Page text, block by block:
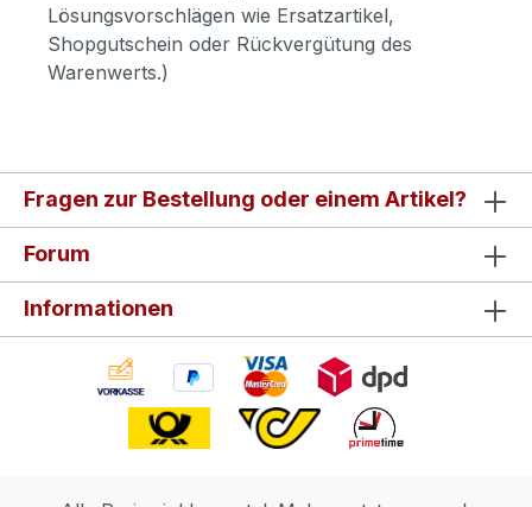
Lösungsvorschlägen wie Ersatzartikel,
Shopgutschein oder Rückvergütung des
Warenwerts.)
Fragen zur Bestellung oder einem Artikel?
Forum
Informationen